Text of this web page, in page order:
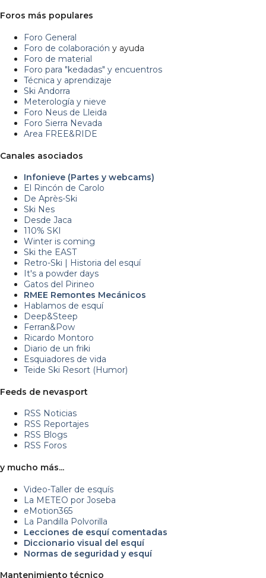
Foros más populares
Foro General
Foro de colaboración y ayuda
Foro de material
Foro para "kedadas" y encuentros
Técnica y aprendizaje
Ski Andorra
Meterología y nieve
Foro Neus de Lleida
Foro Sierra Nevada
Area FREE&RIDE
Canales asociados
Infonieve (Partes y webcams)
El Rincón de Carolo
De Après-Ski
Ski Nes
Desde Jaca
110% SKI
Winter is coming
Ski the EAST
Retro-Ski | Historia del esquí
It's a powder days
Gatos del Pirineo
RMEE Remontes Mecánicos
Hablamos de esquí
Deep&Steep
Ferran&Pow
Ricardo Montoro
Diario de un friki
Esquiadores de vida
Teide Ski Resort (Humor)
Feeds de nevasport
RSS Noticias
RSS Reportajes
RSS Blogs
RSS Foros
y mucho más...
Video-Taller de esquís
La METEO por Joseba
eMotion365
La Pandilla Polvorilla
Lecciones de esquí comentadas
Diccionario visual del esquí
Normas de seguridad y esquí
Mantenimiento técnico